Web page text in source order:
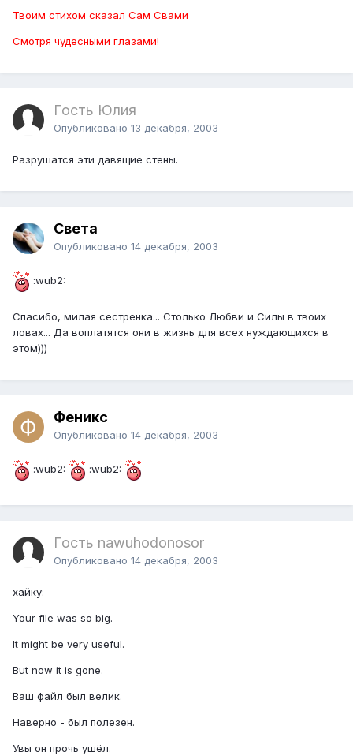
Твоим стихом сказал Сам Свами
Смотря чудесными глазами!
Гость Юлия
Опубликовано 13 декабря, 2003
Разрушатся эти давящие стены.
Света
Опубликовано 14 декабря, 2003
:wub2:
Спасибо, милая сестренка... Столько Любви и Силы в твоих
ловах... Да воплатятся они в жизнь для всех нуждающихся в
этом)))
Феникс
Опубликовано 14 декабря, 2003
:wub2: :wub2:
Гость nawuhodonosor
Опубликовано 14 декабря, 2003
хайку:
Your file was so big.
It might be very useful.
But now it is gone.
Ваш файл был велик.
Наверно - был полезен.
Увы он прочь ушёл.